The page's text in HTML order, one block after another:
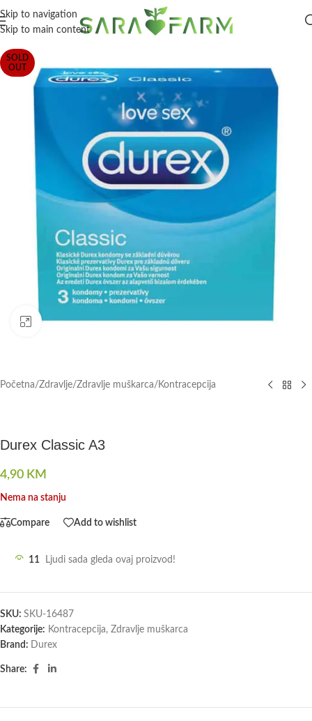
Skip to navigation
Skip to main content
SOLD
OUT
Click to enlarge
Početna/Zdravlje/Zdravlje muškarca/ Kontracepcija
Durex Classic A3
4,90 KM
Nema na stanju
Compare Add to wishlist
11 Ljudi sada gleda ovaj proizvod!
SKU: SKU-16487
Kategorije: Kontracepcija, Zdravlje muškarca
Brand: Durex
Share: